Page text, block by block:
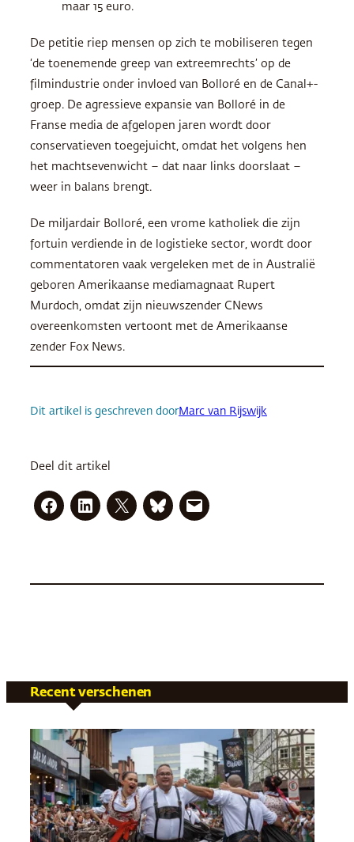
maar 15 euro.
De petitie riep mensen op zich te mobiliseren tegen
‘de toenemende greep van extreemrechts’ op de
filmindustrie onder invloed van Bolloré en de Canal+-
groep. De agressieve expansie van Bolloré in de
Franse media de afgelopen jaren wordt door
conservatieven toegejuicht, omdat het volgens hen
het machtsevenwicht – dat naar links doorslaat –
weer in balans brengt.
De miljardair Bolloré, een vrome katholiek die zijn
fortuin verdiende in de logistieke sector, wordt door
commentatoren vaak vergeleken met de in Australië
geboren Amerikaanse mediamagnaat Rupert
Murdoch, omdat zijn nieuwszender CNews
overeenkomsten vertoont met de Amerikaanse
zender Fox News.
Dit artikel is geschreven doorMarc van Rijswijk
Deel dit artikel
Recent verschenen